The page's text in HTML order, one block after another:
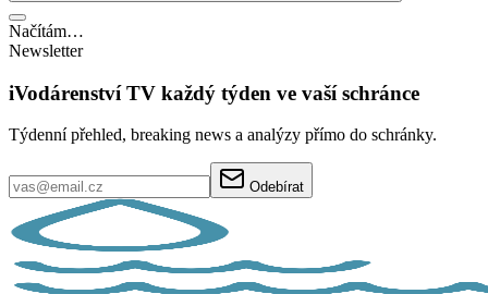
Načítám…
Newsletter
iVodárenství TV každý týden ve vaší schránce
Týdenní přehled, breaking news a analýzy přímo do schránky.
Odebírat